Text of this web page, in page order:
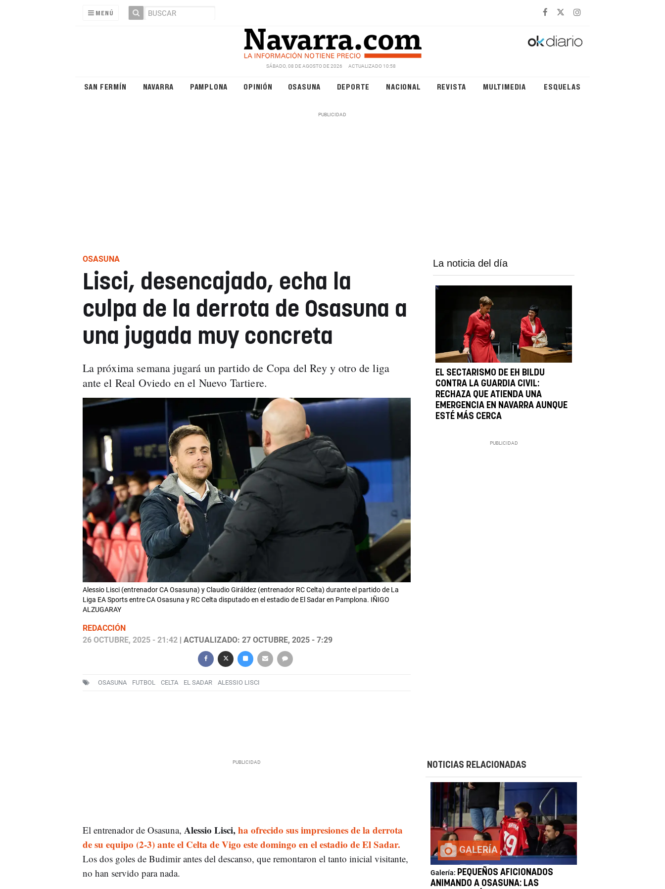
MENÚ
SÁBADO, 08 DE AGOSTO DE 2026 ACTUALIZADO 10:58
SAN FERMÍN NAVARRA PAMPLONA OPINIÓN OSASUNA DEPORTE NACIONAL REVISTA MULTIMEDIA ESQUELAS
OSASUNA
Lisci, desencajado, echa la
culpa de la derrota de Osasuna a
una jugada muy concreta
La próxima semana jugará un partido de Copa del Rey y otro de liga
ante el Real Oviedo en el Nuevo Tartiere.
Alessio Lisci (entrenador CA Osasuna) y Claudio Giráldez (entrenador RC Celta) durante el partido de La
Liga EA Sports entre CA Osasuna y RC Celta disputado en el estadio de El Sadar en Pamplona. IÑIGO
ALZUGARAY
REDACCIÓN
26 OCTUBRE, 2025 - 21:42| ACTUALIZADO: 27 OCTUBRE, 2025 - 7:29
OSASUNA FUTBOL CELTA EL SADAR ALESSIO LISCI
La noticia del día
EL SECTARISMO DE EH BILDU
CONTRA LA GUARDIA CIVIL:
RECHAZA QUE ATIENDA UNA
EMERGENCIA EN NAVARRA AUNQUE
ESTÉ MÁS CERCA
El entrenador de Osasuna, Alessio Lisci,ha ofrecido sus impresiones de la derrota
de su equipo (2-3) ante el Celta de Vigo este domingo en el estadio de El Sadar.
Los dos goles de Budimir antes del descanso, que remontaron el tanto inicial visitante,
no han servido para nada.
NOTICIAS RELACIONADAS
GALERÍA
Galería: PEQUEÑOS AFICIONADOS
ANIMANDO A OSASUNA: LAS